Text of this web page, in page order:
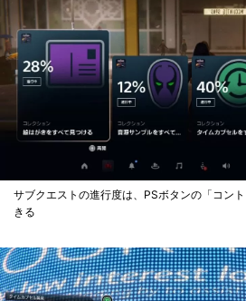
サブクエストの進行度は、PSボタンの「コン
きる